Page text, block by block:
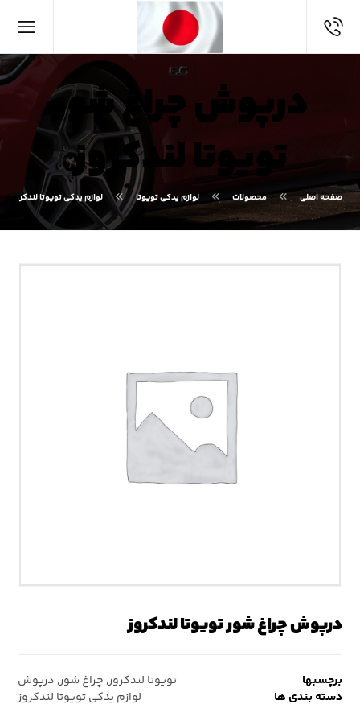
درپوش چراغ شور
تویوتا لندکروز
صفحه اصلی محصولات لوازم یدکی تویوتا لوازم یدکی تویوتا لندکروز
درپوش چراغ شور تویوتا لندکروز
برچسبها تویوتا لندکروز, چراغ شور, درپوش
دسته بندی ها
لوازم یدکی تویوتا لندکروز